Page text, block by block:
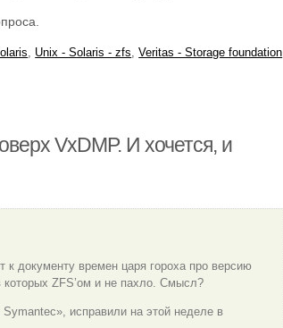
, Unix - Solaris - zfs,Veritas - Storage foundation
VxDMP. И хочется, и
к документу времен царя гороха про версию
которых ZFS’ом и не пахло. Смысл?
Symantec», исправили на этой неделе в